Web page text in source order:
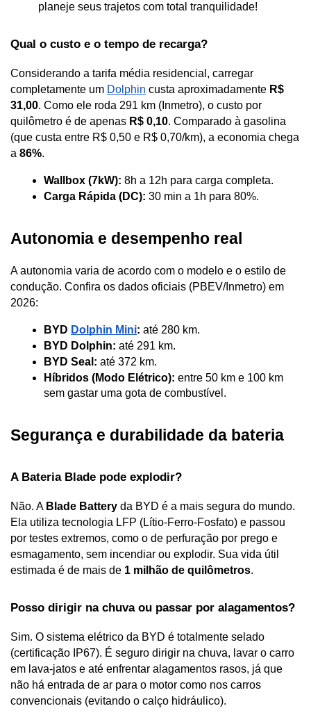
planeje seus trajetos com total tranquilidade!
Qual o custo e o tempo de recarga?
Considerando a tarifa média residencial, carregar
completamente um Dolphin custa aproximadamente R$
31,00. Como ele roda 291 km (Inmetro), o custo por
quilômetro é de apenas R$ 0,10. Comparado à gasolina
(que custa entre R$ 0,50 e R$ 0,70/km), a economia chega
a 86%.
Wallbox (7kW): 8h a 12h para carga completa.
Carga Rápida (DC): 30 min a 1h para 80%.
Autonomia e desempenho real
A autonomia varia de acordo com o modelo e o estilo de
condução. Confira os dados oficiais (PBEV/Inmetro) em
2026:
BYD Dolphin Mini: até 280 km.
BYD Dolphin: até 291 km.
BYD Seal: até 372 km.
Híbridos (Modo Elétrico): entre 50 km e 100 km
sem gastar uma gota de combustível.
Segurança e durabilidade da bateria
A Bateria Blade pode explodir?
Não. A Blade Battery da BYD é a mais segura do mundo.
Ela utiliza tecnologia LFP (Lítio-Ferro-Fosfato) e passou
por testes extremos, como o de perfuração por prego e
esmagamento, sem incendiar ou explodir. Sua vida útil
estimada é de mais de 1 milhão de quilômetros.
Posso dirigir na chuva ou passar por alagamentos?
Sim. O sistema elétrico da BYD é totalmente selado
(certificação IP67). É seguro dirigir na chuva, lavar o carro
em lava-jatos e até enfrentar alagamentos rasos, já que
não há entrada de ar para o motor como nos carros
convencionais (evitando o calço hidráulico).